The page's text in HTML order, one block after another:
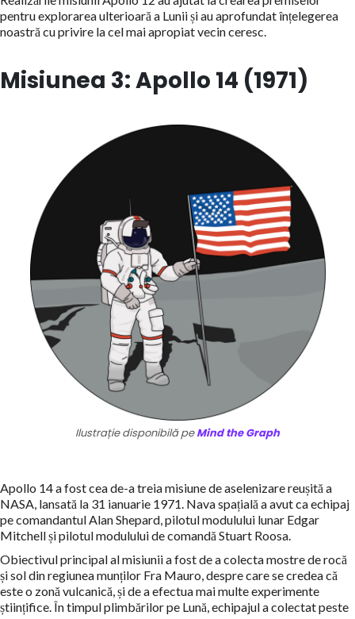
pentru explorarea ulterioară a Lunii și au aprofundat înțelegerea
noastră cu privire la cel mai apropiat vecin ceresc.
Misiunea 3: Apollo 14 (1971)
Ilustrație disponibilă peMind the Graph
Apollo 14 a fost cea de-a treia misiune de aselenizare reușită a
NASA, lansată la 31 ianuarie 1971. Nava spațială a avut ca echipaj
pe comandantul Alan Shepard, pilotul modulului lunar Edgar
Mitchell și pilotul modulului de comandă Stuart Roosa.
Obiectivul principal al misiunii a fost de a colecta mostre de rocă
și sol din regiunea munților Fra Mauro, despre care se credea că
este o zonă vulcanică, și de a efectua mai multe experimente
științifice. În timpul plimbărilor pe Lună, echipajul a colectat peste